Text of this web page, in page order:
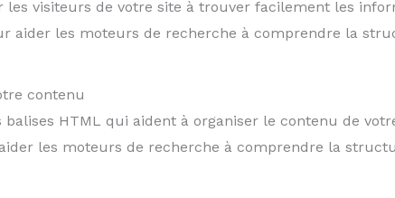
visiteurs de votre site à trouver facilement les
aider les moteurs de recherche à comprendre la
contenu
balises HTML qui aident à organiser le contenu de
les moteurs de recherche à comprendre la